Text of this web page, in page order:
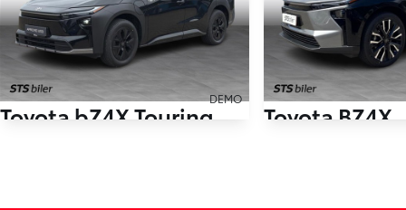
DEMO
Toyota bZ4X Touring Toyota BZ4X